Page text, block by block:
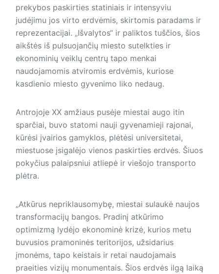
prekybos paskirties statiniais ir intensyviu
judėjimu jos virto erdvėmis, skirtomis paradams ir
reprezentacijai. „Išvalytos“ ir paliktos tuščios, šios
aikštės iš pulsuojančių miesto sutelkties ir
ekonominių veiklų centrų tapo menkai
naudojamomis atviromis erdvėmis, kuriose
kasdienio miesto gyvenimo liko nedaug.
Antrojoje XX amžiaus pusėje miestai augo itin
sparčiai, buvo statomi nauji gyvenamieji rajonai,
kūrėsi įvairios gamyklos, plėtėsi universitetai,
miestuose įsigalėjo vienos paskirties erdvės. Šiuos
pokyčius palaipsniui atliepė ir viešojo transporto
plėtra.
„Atkūrus nepriklausomybę, miestai sulaukė naujos
transformacijų bangos. Pradinį atkūrimo
optimizmą lydėjo ekonominė krizė, kurios metu
buvusios pramoninės teritorijos, užsidarius
įmonėms, tapo keistais ir retai naudojamais
praeities vizijų monumentais. Šios erdvės ilgą laiką